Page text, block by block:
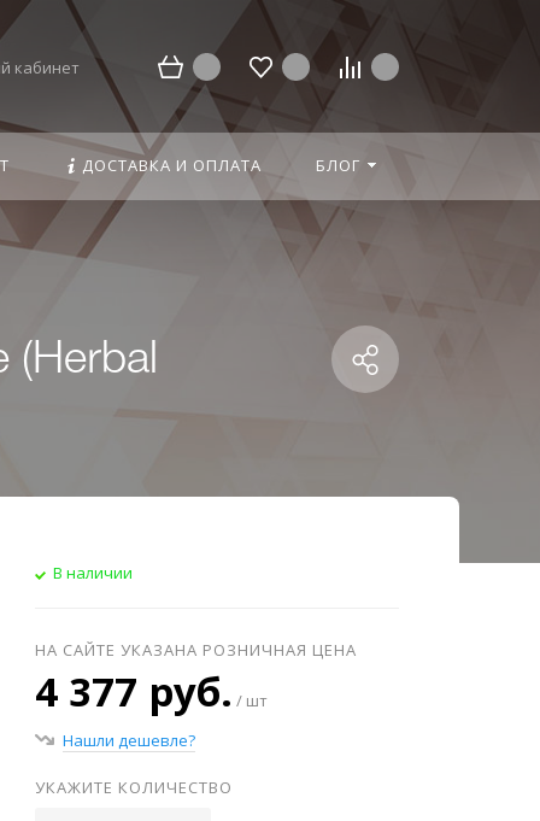
кабинет
ДОСТАВКА И ОПЛАТА БЛОГ
(Herbal
В наличии
НА САЙТЕ УКАЗАНА РОЗНИЧНАЯ ЦЕНА
4 377 руб. / шт
Нашли дешевле?
УКАЖИТЕ КОЛИЧЕСТВО